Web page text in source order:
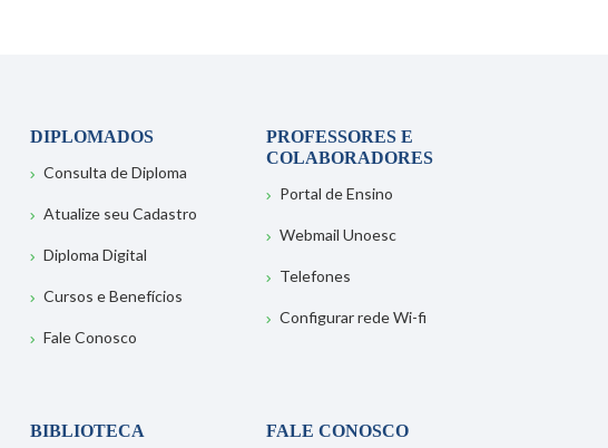
DIPLOMADOS
Consulta de Diploma
Atualize seu Cadastro
Diploma Digital
Cursos e Benefícios
Fale Conosco
PROFESSORES E
COLABORADORES
Portal de Ensino
Webmail Unoesc
Telefones
Configurar rede Wi-fi
BIBLIOTECA
FALE CONOSCO